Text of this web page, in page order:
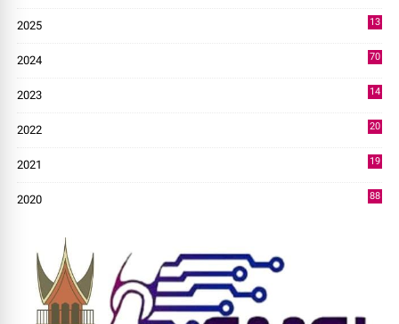
2025
13
2024
70
2023
14
2022
20
2021
19
2020
88